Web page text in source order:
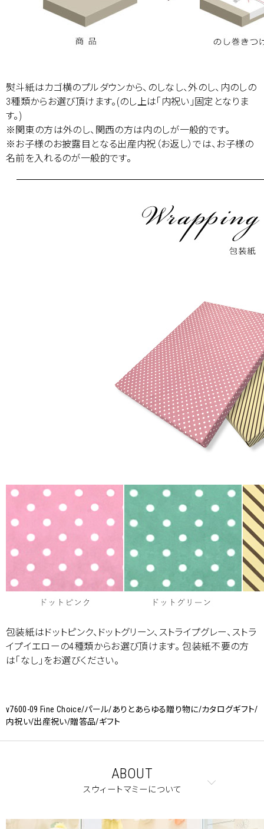
熨斗紙はカゴ横のプルダウンから、のしなし、外のし、内のしの
3種類からお選び頂けます。(のし上は「内祝い」固定となりま
す。)
※関東の方は外のし、関西の方は内のしが一般的です。
※お子様のお披露目となる出産内祝（お返し）では、お子様の
名前を入れるのが一般的です。
包装紙はドットピンク、ドットグリーン、ストライプグレー、ストラ
イプイエローの4種類からお選び頂けます。 包装紙不要の方
は「なし」をお選びください。
v7600-09 Fine Choice/パール/ありとあらゆる贈り物に/カタログギフト/
内祝い/出産祝い/贈答品/ギフト
ABOUT
スウィートマミーについて